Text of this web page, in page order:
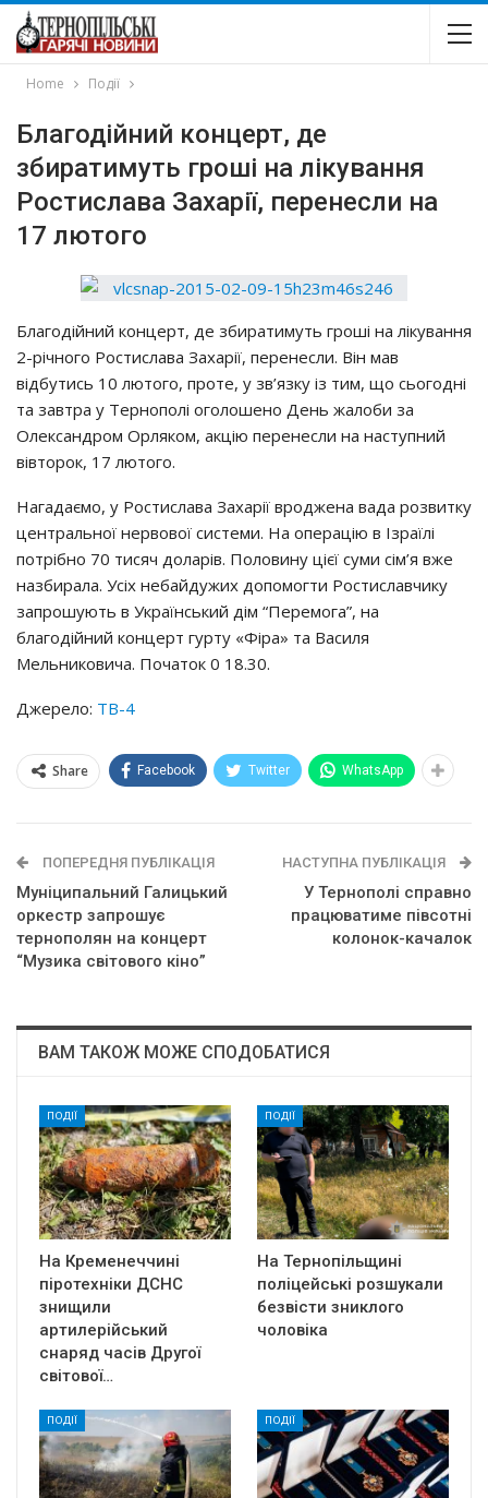
Home Події
Благодійний концерт, де
збиратимуть гроші на лікування
Ростислава Захарії, перенесли на
17 лютого
Благодійний концерт, де збиратимуть гроші на лікування
2-річного Ростислава Захарії, перенесли. Він мав
відбутись 10 лютого, проте, у зв’язку із тим, що сьогодні
та завтра у Тернополі оголошено День жалоби за
Олександром Орляком, акцію перенесли на наступний
вівторок, 17 лютого.
Нагадаємо, у Ростислава Захарії вроджена вада розвитку
центральної нервової системи. На операцію в Ізраїлі
потрібно 70 тисяч доларів. Половину цієї суми сім’я вже
назбирала. Усіх небайдужих допомогти Ростиславчику
запрошують в Український дім “Перемога”, на
благодійний концерт гурту «Фіра» та Василя
Мельниковича. Початок 0 18.30.
Джерело: ТВ-4
Share Facebook Twitter WhatsApp
ПОПЕРЕДНЯ ПУБЛІКАЦІЯ
Муніципальний Галицький
оркестр запрошує
тернополян на концерт
“Музика світового кіно”
НАСТУПНА ПУБЛІКАЦІЯ
У Тернополі справно
працюватиме півсотні
колонок-качалок
ВАМ ТАКОЖ МОЖЕ СПОДОБАТИСЯ
ПОДІЇ
На Кременеччині
піротехніки ДСНС
знищили
артилерійський
снаряд часів Другої
світової…
ПОДІЇ
На Тернопільщині
поліцейські розшукали
безвісти зниклого
чоловіка
ПОДІЇ ПОДІЇ